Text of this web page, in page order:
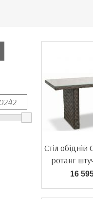
Стіл обідній
ротанг
16